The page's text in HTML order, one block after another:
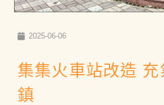
2025-06-06
集集火車站改造 充
鎮